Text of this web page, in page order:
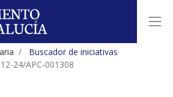
Buscador de iniciativas
12-24/APC-001308